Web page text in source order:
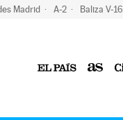
Madrid A-2 Baliza V-16